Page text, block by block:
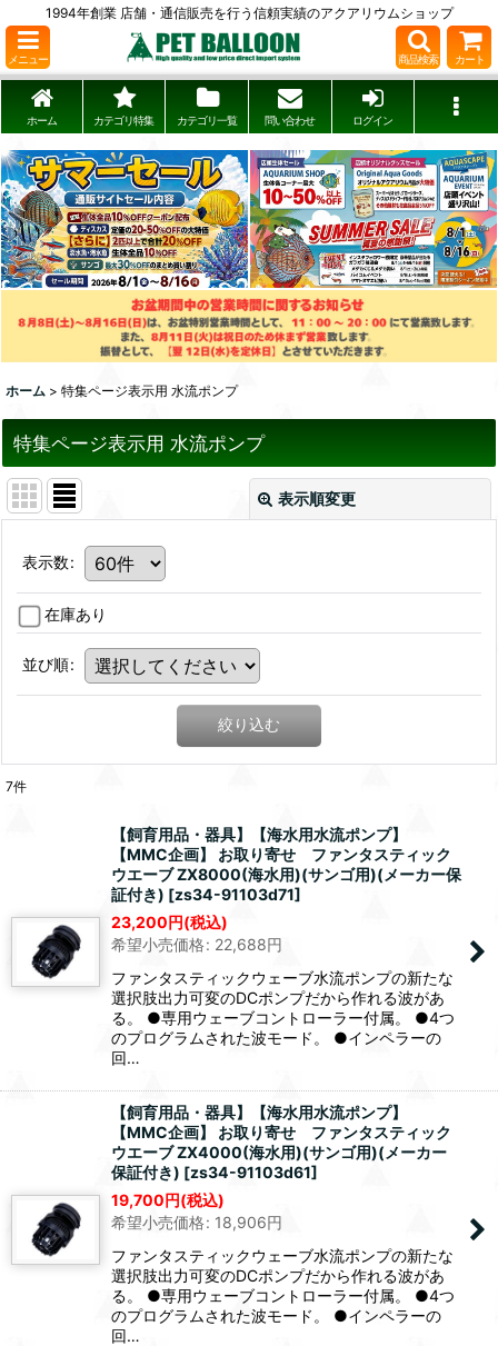
1994年創業 店舗・通信販売を行う信頼実績のアクアリウムショップ
メニュー 商品検索 カート
ホーム カテゴリ特集 カテゴリ一覧 問い合わせ ログイン
ホーム > 特集ページ表示用 水流ポンプ
特集ページ表示用 水流ポンプ
表示順変更
表示数:
在庫あり
並び順:
絞り込む
7件
【飼育用品・器具】【海水用水流ポンプ】
【MMC企画】 お取り寄せ ファンタスティック
ウエーブ ZX8000(海水用)(サンゴ用)(メーカー保
証付き) [zs34-91103d71]
23,200円(税込)
希望小売価格: 22,688円
ファンタスティックウェーブ水流ポンプの新たな
選択肢出力可変のDCポンプだから作れる波があ
る。 ●専用ウェーブコントローラー付属。 ●4つ
のプログラムされた波モード。 ●インペラーの
回…
【飼育用品・器具】【海水用水流ポンプ】
【MMC企画】 お取り寄せ ファンタスティック
ウエーブ ZX4000(海水用)(サンゴ用)(メーカー
保証付き) [zs34-91103d61]
19,700円(税込)
希望小売価格: 18,906円
ファンタスティックウェーブ水流ポンプの新たな
選択肢出力可変のDCポンプだから作れる波があ
る。 ●専用ウェーブコントローラー付属。 ●4つ
のプログラムされた波モード。 ●インペラーの
回…